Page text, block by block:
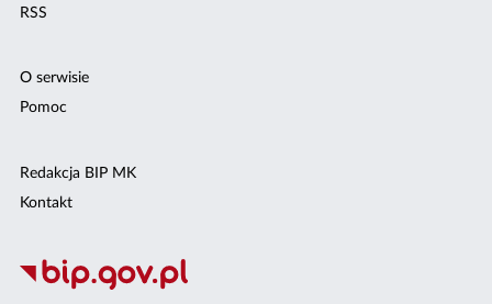
RSS
O serwisie
Pomoc
Redakcja BIP MK
Kontakt